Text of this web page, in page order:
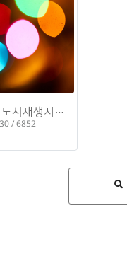
H [2019.6.7] 충청북도 도시재생지원센터 홍보 동영상
/ 6852